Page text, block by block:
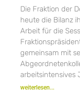
Die Fraktion der
heute die Bilanz
Arbeit für die
gemeinsam mit
arbeitsintensives
weiterlesen...